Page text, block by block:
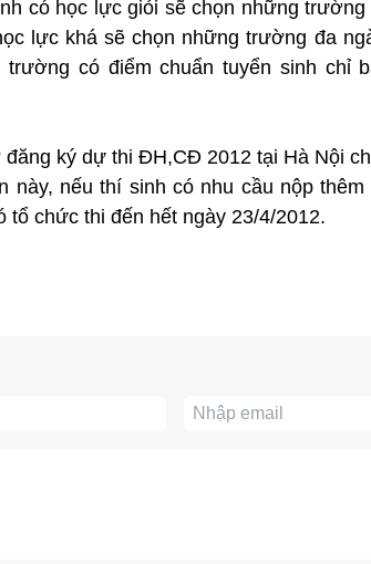
có học lực giỏi sẽ chọn những
lực khá sẽ chọn những trường đa
có điểm chuẩn tuyển sinh chỉ
ký dự thi ĐH,CĐ 2012 tại Hà Nội
này, nếu thí sinh có nhu cầu nộp
chức thi đến hết ngày 23/4/2012.